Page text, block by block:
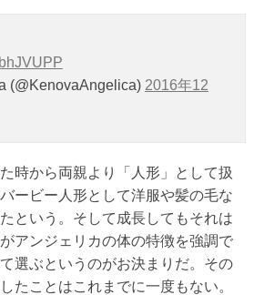
(@KenovaAngelica) 2016年12
時から両親より「人形」として扱
ービー人形として洋服や髪の毛な
という。そして成長してもそれは
アンジェリカの体の特徴を強調で
選ぶというのがお決まりだ。その
たことはこれまでに一度もない。